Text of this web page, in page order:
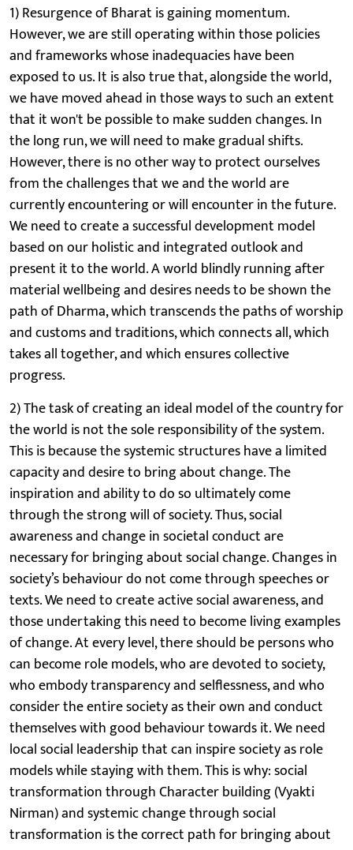
1) Resurgence of Bharat is gaining momentum.
However, we are still operating within those policies
and frameworks whose inadequacies have been
exposed to us. It is also true that, alongside the world,
we have moved ahead in those ways to such an extent
that it won't be possible to make sudden changes. In
the long run, we will need to make gradual shifts.
However, there is no other way to protect ourselves
from the challenges that we and the world are
currently encountering or will encounter in the future.
We need to create a successful development model
based on our holistic and integrated outlook and
present it to the world. A world blindly running after
material wellbeing and desires needs to be shown the
path of Dharma, which transcends the paths of worship
and customs and traditions, which connects all, which
takes all together, and which ensures collective
progress.
2) The task of creating an ideal model of the country for
the world is not the sole responsibility of the system.
This is because the systemic structures have a limited
capacity and desire to bring about change. The
inspiration and ability to do so ultimately come
through the strong will of society. Thus, social
awareness and change in societal conduct are
necessary for bringing about social change. Changes in
society’s behaviour do not come through speeches or
texts. We need to create active social awareness, and
those undertaking this need to become living examples
of change. At every level, there should be persons who
can become role models, who are devoted to society,
who embody transparency and selflessness, and who
consider the entire society as their own and conduct
themselves with good behaviour towards it. We need
local social leadership that can inspire society as role
models while staying with them. This is why: social
transformation through Character building (Vyakti
Nirman) and systemic change through social
transformation is the correct path for bringing about